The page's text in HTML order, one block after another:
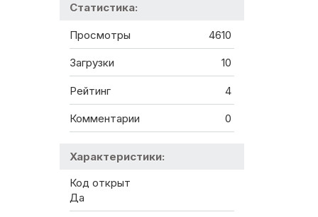
Статистика:
Просмотры 4610
Загрузки 10
Рейтинг 4
Комментарии 0
Характеристики:
Код открыт
Да